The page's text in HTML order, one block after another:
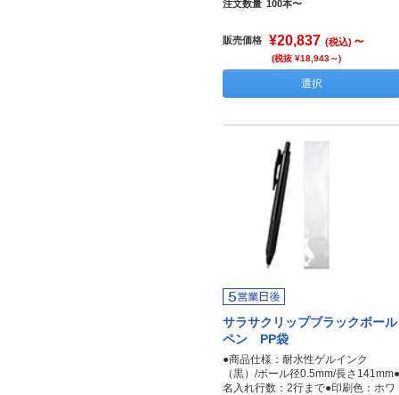
注文数量 100本〜
販売価格 ¥20,837 (税込) ～
(税抜 ¥18,943～)
選択
サラサクリップブラックボール
ペン PP袋
●商品仕様：耐水性ゲルインク
（黒）/ボール径0.5mm/長さ141mm●
名入れ行数：2行まで●印刷色：ホワ